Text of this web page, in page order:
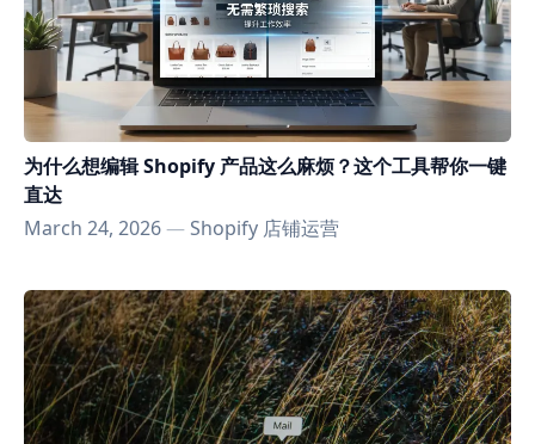
为什么想编辑 Shopify 产品这么麻烦？这个工具帮你一键
直达
March 24, 2026—Shopify 店铺运营